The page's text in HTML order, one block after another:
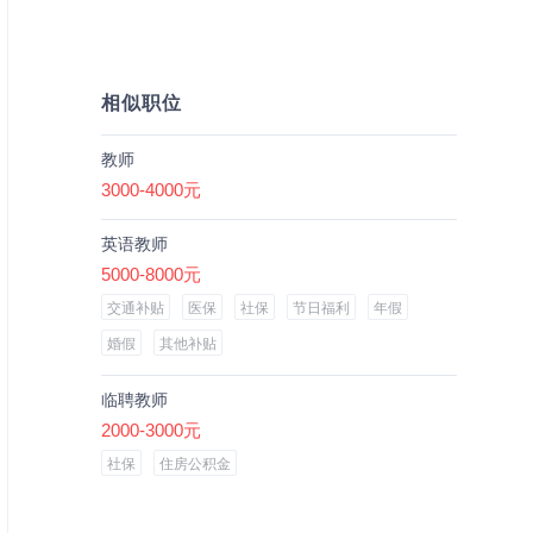
相似职位
教师
3000-4000元
英语教师
5000-8000元
交通补贴 医保 社保 节日福利 年假
婚假 其他补贴
临聘教师
2000-3000元
社保 住房公积金